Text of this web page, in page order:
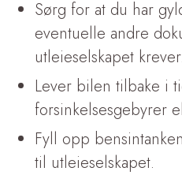
Sørg for at du har
eventuelle andre
utleieselskapet krever.
Lever bilen tilbake i
forsinkelsesgebyrer
Fyll opp
til utleieselskapet.